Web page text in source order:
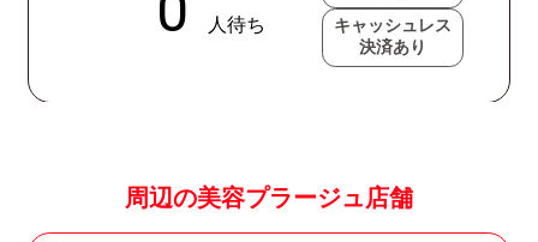
キャッシュレス
決済あり
周辺の美容プラージュ店舗